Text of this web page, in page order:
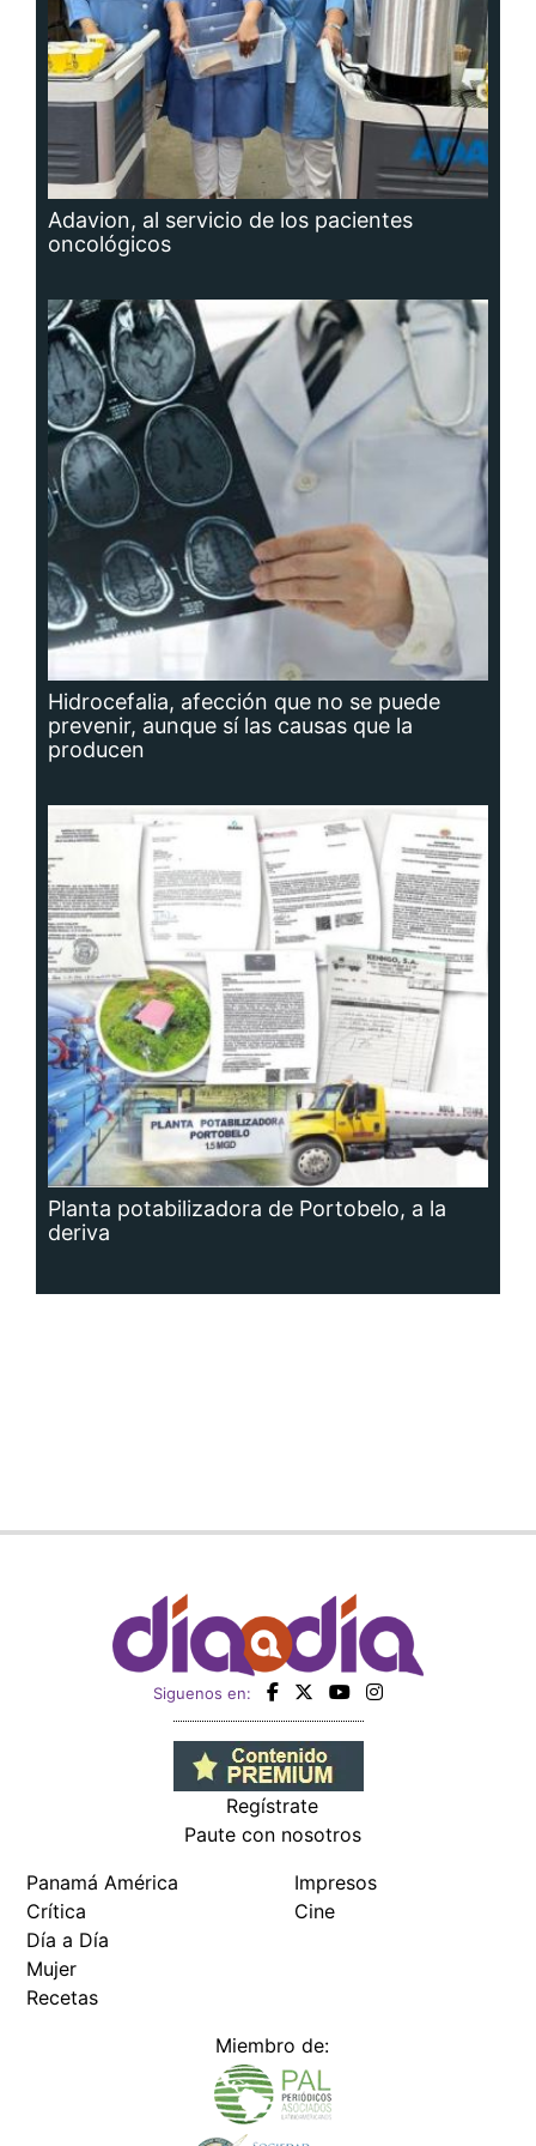
Adavion, al servicio de los pacientes
oncológicos
Hidrocefalia, afección que no se puede
prevenir, aunque sí las causas que la
producen
Planta potabilizadora de Portobelo, a la
deriva
Siguenos en:
Regístrate
Paute con nosotros
Panamá América
Crítica
Día a Día
Mujer
Recetas
Impresos
Cine
Miembro de: